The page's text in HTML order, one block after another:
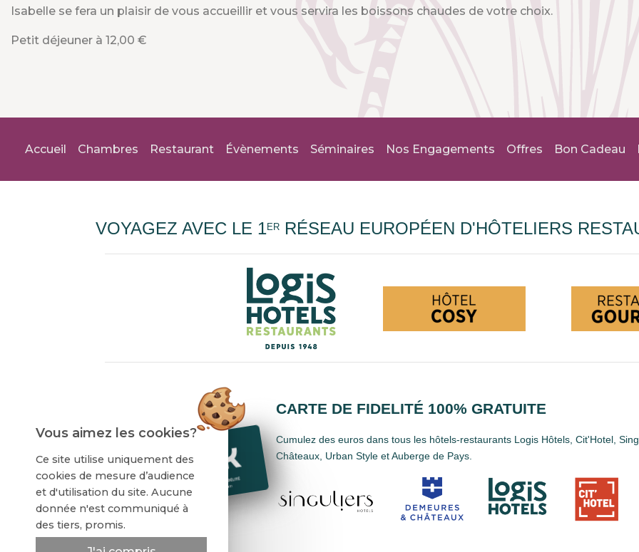
Isabelle se fera un plaisir de vous accueillir et vous servira les boissons chaudes de votre choix.
Petit déjeuner à 12,00 €
Accueil Chambres Restaurant Évènements Séminaires Nos Engagements Offres Bon Cadeau
VOYAGEZ AVEC LE 1ERRÉSEAU EUROPÉEN D'HÔTELIERS
CARTE DE FIDELITÉ 100% GRATUITE
Cumulez des euros dans tous les hôtels-restaurants Logis Hôtels, Cit'Hotel,
Châteaux, Urban Style et Auberge de Pays.
Vous aimez les cookies?
Ce site utilise uniquement des
cookies de mesure d’audience
et d'utilisation du site. Aucune
donnée n'est communiqué à
des tiers, promis.